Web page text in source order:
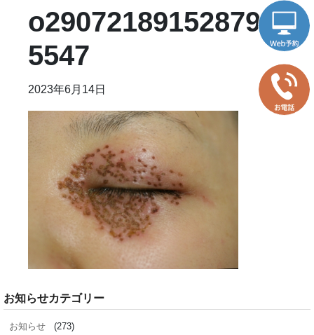
o290721891528790
5547
2023年6月14日
お知らせカテゴリー
お知らせ (273)